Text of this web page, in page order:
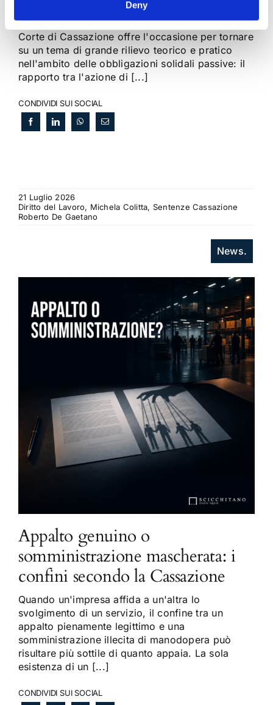
Deny
La sentenza n. 16835 del 29 maggio 2026 della
Corte di Cassazione offre l'occasione per tornare
su un tema di grande rilievo teorico e pratico
nell'ambito delle obbligazioni solidali passive: il
rapporto tra l'azione di [...]
CONDIVIDI SUI SOCIAL
21 Luglio 2026
Diritto del Lavoro, Michela Colitta, Sentenze Cassazione
Roberto De Gaetano
News.
Appalto genuino o
somministrazione mascherata: i
confini secondo la Cassazione
Quando un'impresa affida a un'altra lo
svolgimento di un servizio, il confine tra un
appalto pienamente legittimo e una
somministrazione illecita di manodopera può
risultare più sottile di quanto appaia. La sola
esistenza di un [...]
CONDIVIDI SUI SOCIAL